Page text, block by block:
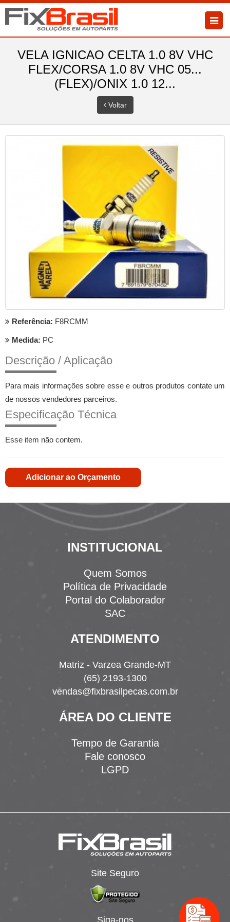
VELA IGNICAO CELTA 1.0 8V VHC
FLEX/CORSA 1.0 8V VHC 05...
(FLEX)/ONIX 1.0 12...
Voltar
Referência: F8RCMM
Medida: PC
Descrição / Aplicação
Para mais informações sobre esse e outros produtos contate um
de nossos vendedores parceiros.
Especificação Técnica
Esse item não contem.
Adicionar ao Orçamento
INSTITUCIONAL
Quem Somos
Política de Privacidade
Portal do Colaborador
SAC
ATENDIMENTO
Matriz - Varzea Grande-MT
(65) 2193-1300
vendas@fixbrasilpecas.com.br
ÁREA DO CLIENTE
Tempo de Garantia
Fale conosco
LGPD
Site Seguro